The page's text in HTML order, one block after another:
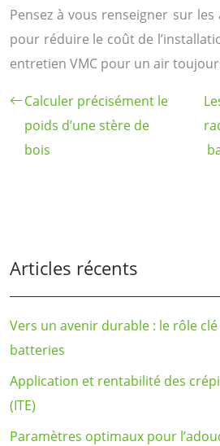
Pensez à vous renseigner sur les
pour réduire le coût de
entretien VMC pour un air
Calculer précisément le
poids d’une stère de
bois
Articles récents
Vers un avenir durable : le rôle
batteries
Application et rentabilité des
(ITE)
Paramètres optimaux pour